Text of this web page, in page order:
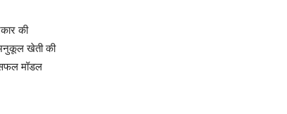
की
अनुकूल खेती की
मॉडल